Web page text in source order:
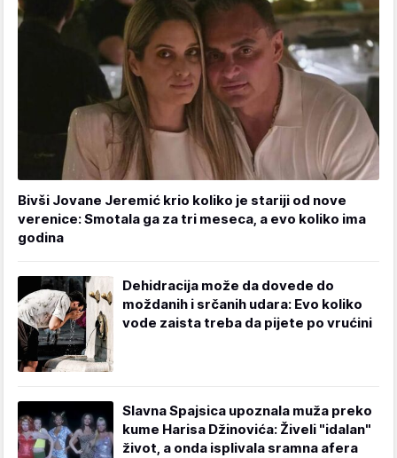
Bivši Jovane Jeremić krio koliko je stariji od nove
verenice: Smotala ga za tri meseca, a evo koliko ima
godina
Dehidracija može da dovede do
moždanih i srčanih udara: Evo koliko
vode zaista treba da pijete po vrućini
Slavna Spajsica upoznala muža preko
kume Harisa Džinovića: Živeli "idalan"
život, a onda isplivala sramna afera